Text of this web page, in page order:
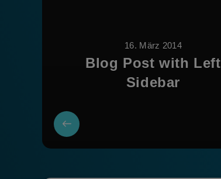
16. März 2014
Blog Post with Left
Sidebar